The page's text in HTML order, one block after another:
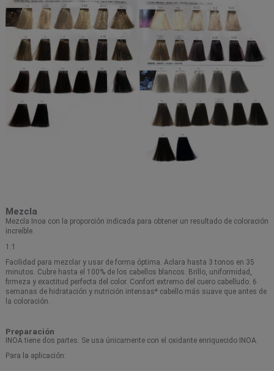
Mezcla
Mezcla Inoa con la proporción indicada para obtener un resultado de coloración
increíble.
1:1
Facilidad para mezclar y usar de forma óptima. Aclara hasta 3 tonos en 35
minutos. Cubre hasta el 100% de los cabellos blancos. Brillo, uniformidad,
firmeza y exactitud perfecta del color. Confort extremo del cuero cabelludo. 6
semanas de hidratación y nutrición intensas* cabello más suave que antes de
la coloración.
Preparación
INOA tiene dos partes. Se usa únicamente con el oxidante enriquecido INOA.
Para la aplicación: